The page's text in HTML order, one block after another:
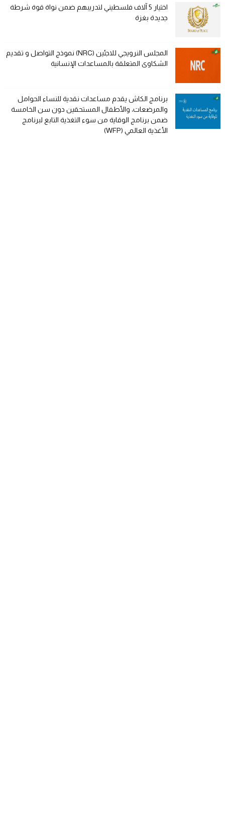
اختيار 5 آلاف فلسطيني لتدريبهم ضمن نواة قوة شرطة
جديدة بغزة
المجلس النرويجي للاجئين (NRC) نموذج التواصل و تقديم
الشكاوى المتعلقة بالمساعدات الإنسانية
برنامج الكاش يقدم مساعدات نقدية للنساء الحوامل
والمرضعات، والأطفال المستحقين دون سن الخامسة
ضمن برنامج الوقاية من سوء التغذية التابع لبرنامج
الأغذية العالمي (WFP)